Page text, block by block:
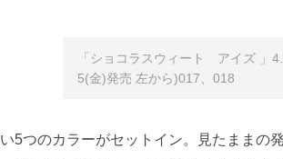
「ショコラスウィート アイズ 」
5(金)発売 左から)017、018
5つのカラーがセットイン。見たままの